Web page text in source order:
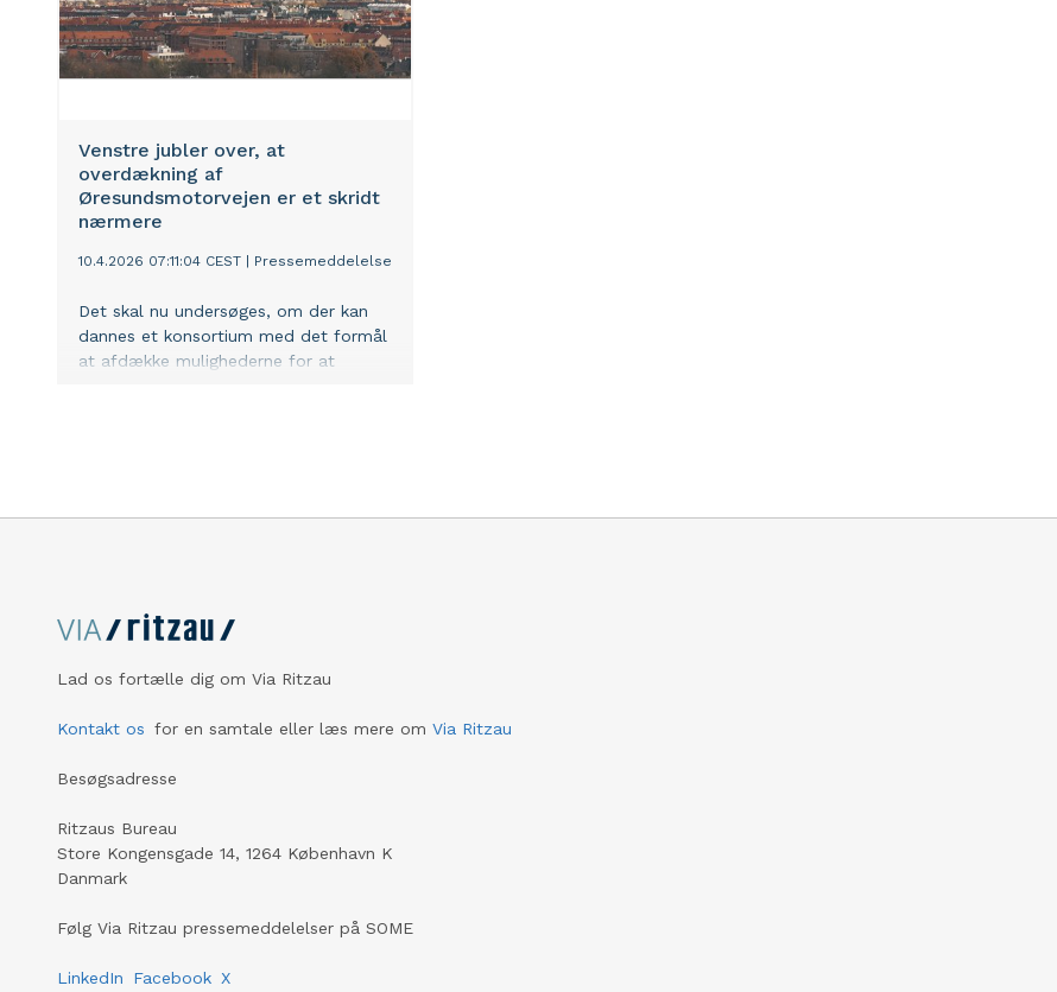
Venstre jubler over, at
overdækning af
Øresundsmotorvejen er et skridt
nærmere
10.4.2026 07:11:04 CEST Pressemeddelelse
Det skal nu undersøges, om der kan
dannes et konsortium med det formål
at afdække mulighederne for at
Lad os fortælle dig om Via Ritzau
Kontakt os for en samtale eller læs mere om Via Ritzau
Besøgsadresse
Ritzaus Bureau
Store Kongensgade 14, 1264 København K
Danmark
Følg Via Ritzau pressemeddelelser på SOME
LinkedIn Facebook X